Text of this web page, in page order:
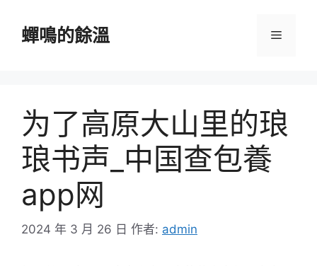
蟬鳴的餘溫 選
为了高原大山里的琅
琅书声_中国查包養
app网
2024 年 3 月 26 日 作者: admin